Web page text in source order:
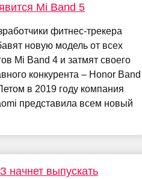
Mi Band 5
фитнес-трекера
новую модель от всех
Mi Band 4 и затмят своего
конкурента – Honor Band
в 2019 году компания
представила всем новый
начнет выпускать